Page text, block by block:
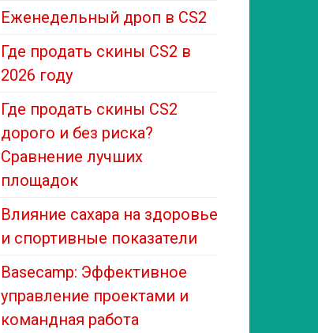
Еженедельный дроп в CS2
Где продать скины CS2 в
2026 году
Где продать скины CS2
дорого и без риска?
Сравнение лучших
площадок
Влияние сахара на здоровье
и спортивные показатели
Basecamp: Эффективное
управление проектами и
командная работа